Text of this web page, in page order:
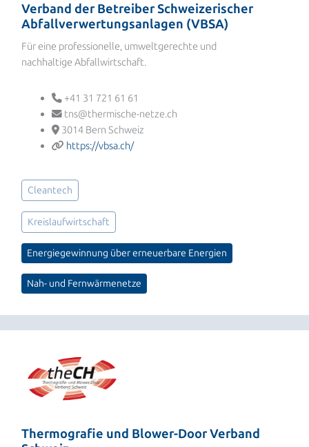
Verband der Betreiber Schweizerischer
Abfallverwertungsanlagen (VBSA)
Für eine professionelle, umweltgerechte und
nachhaltige Abfallwirtschaft.
+41 31 721 61 61
tns@thermische-netze.ch
3014 Bern Schweiz
https://vbsa.ch/
Cleantech
Kreislaufwirtschaft
Energiegewinnung über erneuerbare Energien
Nah- und Fernwärmenetze
Thermografie und Blower-Door Verband